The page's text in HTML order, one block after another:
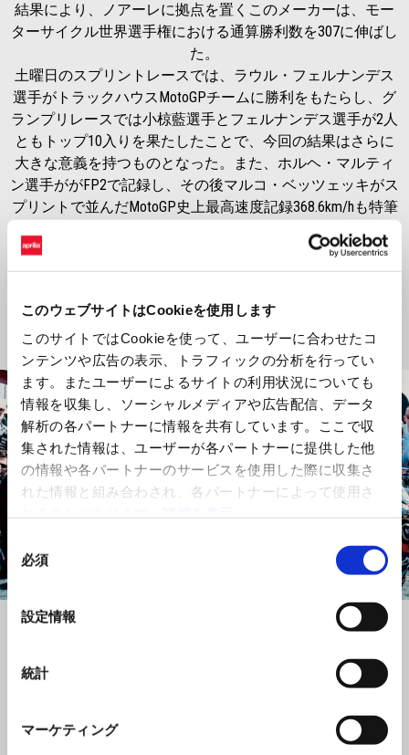
このウェブサイトはCookieを使用します
このサイトではCookieを使って、ユーザーに合わせたコ
ンテンツや広告の表示、トラフィックの分析を行ってい
ます。またユーザーによるサイトの利用状況についても
情報を収集し、ソーシャルメディアや広告配信、データ
解析の各パートナーに情報を共有しています。ここで収
集された情報は、ユーザーが各パートナーに提供した他
の情報や各パートナーのサービスを使用した際に収集さ
れた情報と組み合わされ、各パートナーによって使用さ
意
の
必須
設定情報
統計
マーケティング
結果により、ノアーレに拠点を置くこのメーカーは、モー
ターサイクル世界選手権における通算勝利数を307に伸ばし
た。
土曜日のスプリントレースでは、ラウル・フェルナンデス
選手がトラックハウスMotoGPチームに勝利をもたらし、グ
ランプリレースでは小椋藍選手とフェルナンデス選手が2人
ともトップ10入りを果たしたことで、今回の結果はさらに
大きな意義を持つものとなった。また、ホルヘ・マルティ
ン選手ががFP2で記録し、その後マルコ・ベッツェッキがス
プリントで並んだMotoGP史上最高速度記録368.6km/hも特筆
ムジェロでMotoGPの歴史において重要な1ページを刻み、
Item
Item
たんです。父や母、姉妹と一緒にいつもMotoGPを見に来て